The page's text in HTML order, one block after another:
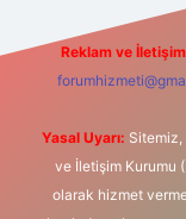
Reklam ve
Yasal Uyarı: Sitemiz,
ve İletişim Kurumu
olarak hizmet